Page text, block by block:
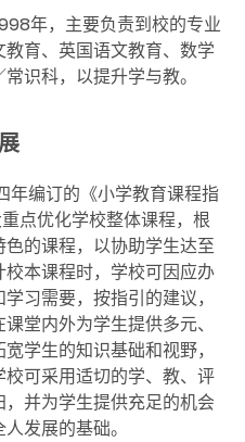
年，主要负责到校的专业
育、英国语文教育、数学
识科，以提升学与教。
年编订的《小学教育课程指
点优化学校整体课程，根
的课程，以协助学生达至
本课程时，学校可因应办
习需要，按指引的建议，
堂内外为学生提供多元、
学生的知识基础和视野，
可采用适切的学、教、评
并为学生提供充足的机会
发展的基础。